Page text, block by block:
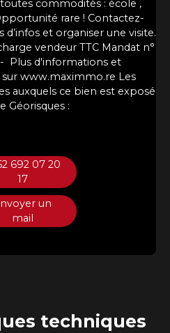
commodités : école ,
rare ! Contactez-
et organiser une visite.
vendeur TTC Mandat n°
- Plus d'informations et
www.maximmo.re Les
auxquels ce bien est exposé
Géorisques :
692 07 20
17
un
mail
techniques